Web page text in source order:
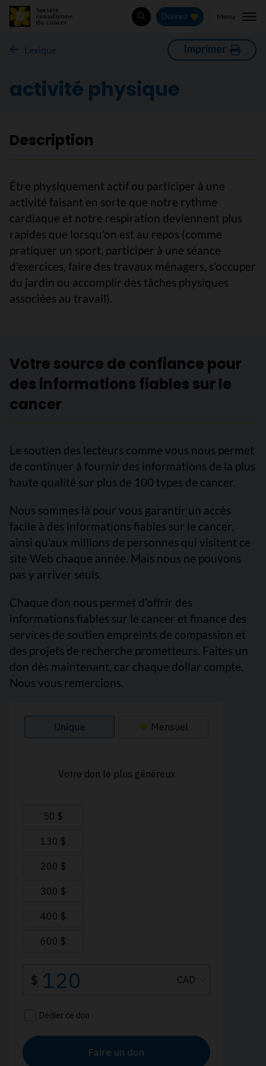
Rechercher
Donnez Menu
Lexique Imprimer
activité physique
Description
Être physiquement actif ou participer à une
activité faisant en sorte que notre rythme
cardiaque et notre respiration deviennent plus
rapides que lorsqu’on est au repos (comme
pratiquer un sport, participer à une séance
d’exercices, faire des travaux ménagers, s’occuper
du jardin ou accomplir des tâches physiques
associées au travail).
Votre source de confiance pour
des informations fiables sur le
cancer
Le soutien des lecteurs comme vous nous permet
de continuer à fournir des informations de la plus
haute qualité sur plus de 100 types de cancer.
Nous sommes là pour vous garantir un accès
facile à des informations fiables sur le cancer,
ainsi qu’aux millions de personnes qui visitent ce
site Web chaque année. Mais nous ne pouvons
pas y arriver seuls.
Chaque don nous permet d’offrir des
informations fiables sur le cancer et finance des
services de soutien empreints de compassion et
des projets de recherche prometteurs. Faites un
don dès maintenant, car chaque dollar compte.
Nous vous remercions.